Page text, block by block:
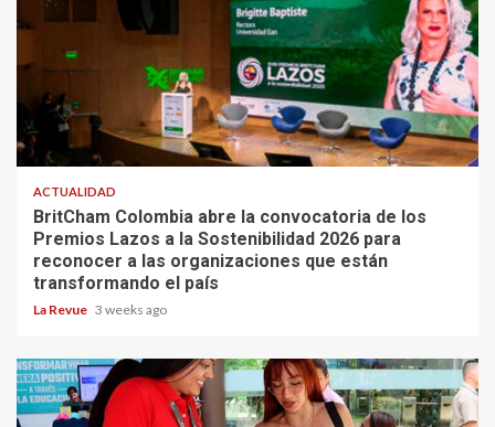
ACTUALIDAD
BritCham Colombia abre la convocatoria de los
Premios Lazos a la Sostenibilidad 2026 para
reconocer a las organizaciones que están
transformando el país
La Revue 3 weeks ago